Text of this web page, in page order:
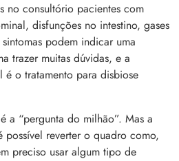
no consultório pacientes com
disfunções no intestino, gases
podem indicar uma
trazer muitas dúvidas, e a
o tratamento para disbiose
a “pergunta do milhão”. Mas a
reverter o quadro como,
preciso usar algum tipo de